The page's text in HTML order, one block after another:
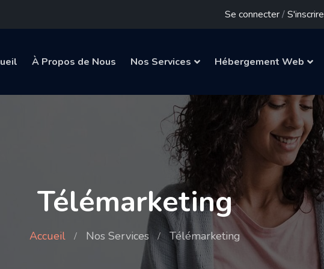
Se connecter/S'inscrire
À Propos de Nous Nos Services Hébergement Web
Télémarketing
Accueil Nos Services Télémarketing